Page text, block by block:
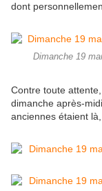
dont
Dimanche 19
Contre toute
dimanche après-
anciennes étaient